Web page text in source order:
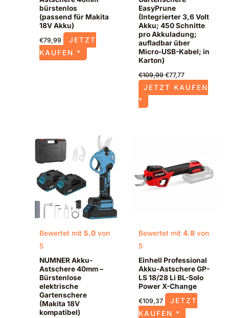
bürstenlos
(passend für Makita
18V Akku)
€79,99
JETZT
KAUFEN *
EasyPrune
(Integrierter 3,6 Volt
Akku; 450 Schnitte
pro Akkuladung;
aufladbar über
Micro-USB-Kabel; in
Karton)
€109,99 €77,77
JETZT KAUFEN
*
Bewertet mit5.0 von
5
NUMNER Akku-
Astschere 40mm –
Bürstenlose
elektrische
Gartenschere
(Makita 18V
kompatibel)
Bewertet mit 4.8von
5
Einhell Professional
Akku-Astschere GP-
LS 18/28 Li BL-Solo
Power X-Change
€109,37
JETZT
KAUFEN *